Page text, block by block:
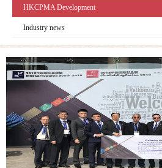
HKCPMA Development
Industry news